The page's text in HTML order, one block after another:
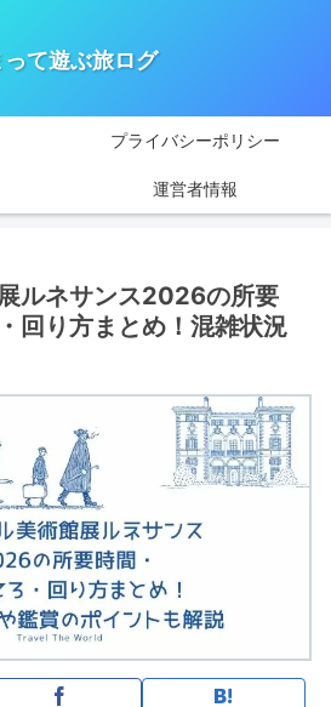
て遊ぶ旅ログ
プライバシーポリシー
運営者情報
ルネサンス2026の所要
回り方まとめ！混雑状況